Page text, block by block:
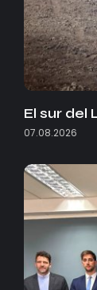
El sur del
07.08.2026